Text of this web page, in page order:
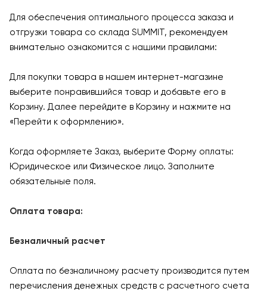
Для обеспечения оптимального процесса заказа и
отгрузки товара со склада SUMMIT, рекомендуем
внимательно ознакомится с нашими правилами:
Для покупки товара в нашем интернет-магазине
выберите понравившийся товар и добавьте его в
Корзину. Далее перейдите в Корзину и нажмите на
«Перейти к оформлению».
Когда оформляете Заказ, выберите Форму оплаты:
Юридическое или Физическое лицо. Заполните
обязательные поля.
Оплата товара:
Безналичный расчет
Оплата по безналичному расчету производится путем
перечисления денежных средств с расчетного счета